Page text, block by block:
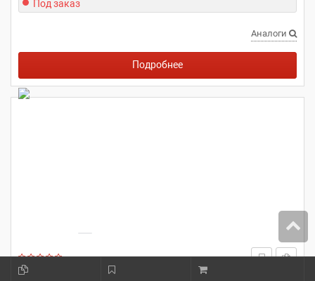
Под заказ
Аналоги
Подробнее
ТЕХНОПАРТНЁР 3302-1173111